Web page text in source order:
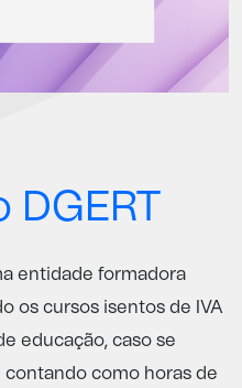
entidade formadora
os cursos isentos de IVA
educação, caso se
como horas de